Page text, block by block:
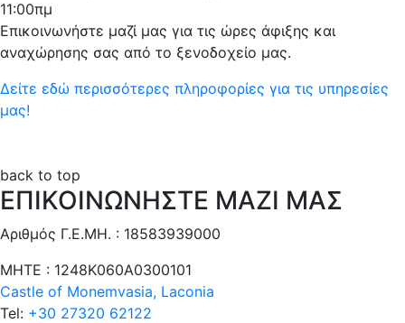
11:00πμ
Επικοινωνήστε μαζί μας για τις ώρες άφιξης και
αναχώρησης σας από το ξενοδοχείο μας.
Δείτε εδώ περισσότερες πληροφορίες για τις υπηρεσίες
μας!
back to top
ΕΠΙΚΟΙΝΩΝΗΣΤΕ ΜΑΖΙ ΜΑΣ
Αριθμός Γ.Ε.ΜΗ. : 18583939000
ΜΗΤΕ : 1248Κ060Α0300101
Castle of Monemvasia, Laconia
Tel: +30 27320 62122